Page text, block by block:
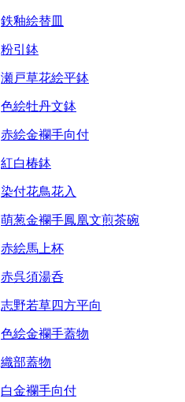
鉄釉絵替皿
粉引鉢
瀬戸草花絵平鉢
色絵牡丹文鉢
赤絵金襴手向付
紅白椿鉢
染付花鳥花入
萌葱金襴手鳳凰文煎茶碗
赤絵馬上杯
赤呉須湯呑
志野若草四方平向
色絵金襴手蓋物
織部蓋物
白金襴手向付